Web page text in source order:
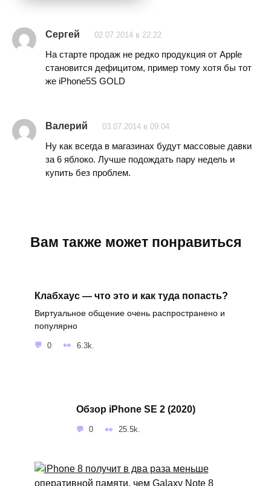
Сергей 02.07.2014 в 22:22
На старте продаж не редко продукция от Apple
становится дефицитом, пример тому хотя бы тот
же iPhone5S GOLD
Валерий 03.07.2014 в 09:04
Ну как всегда в магазинах будут массовые давки
за 6 яблоко. Лучше подождать пару недель и
купить без проблем.
Вам также может понравиться
Клабхаус — что это и как туда попасть?
Виртуальное общение очень распространено и
популярно
0 6.3k.
Обзор iPhone SE 2 (2020)
0 25.5k.